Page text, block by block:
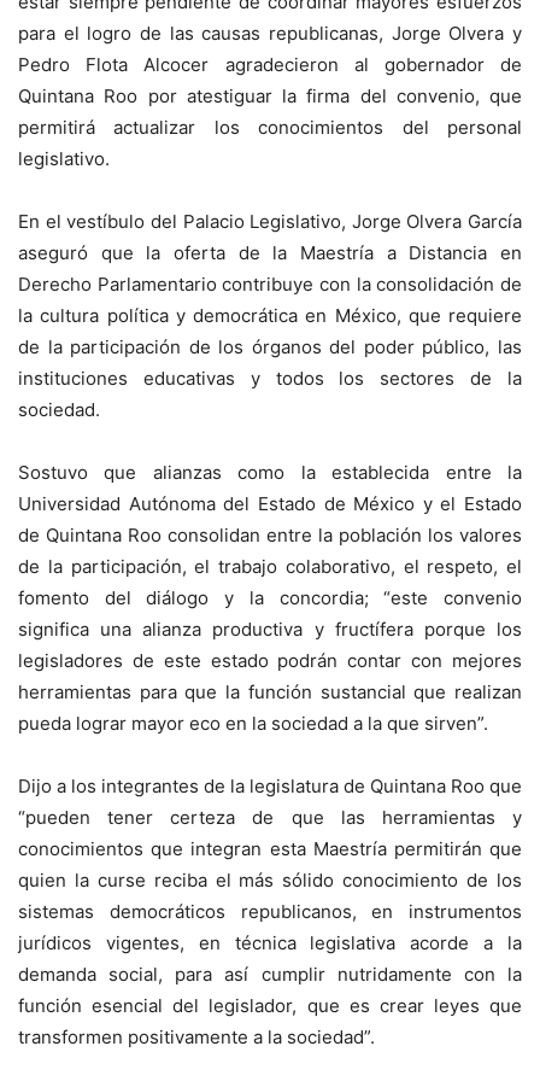
para el logro de las causas republicanas, Jorge Olvera y
Pedro Flota Alcocer agradecieron al gobernador de
Quintana Roo por atestiguar la firma del convenio, que
permitirá actualizar los conocimientos del personal
legislativo.
En el vestíbulo del Palacio Legislativo, Jorge Olvera García
aseguró que la oferta de la Maestría a Distancia en
Derecho Parlamentario contribuye con la consolidación de
la cultura política y democrática en México, que requiere
de la participación de los órganos del poder público, las
instituciones educativas y todos los sectores de la
sociedad.
Sostuvo que alianzas como la establecida entre la
Universidad Autónoma del Estado de México y el Estado
de Quintana Roo consolidan entre la población los valores
de la participación, el trabajo colaborativo, el respeto, el
fomento del diálogo y la concordia; “este convenio
significa una alianza productiva y fructífera porque los
legisladores de este estado podrán contar con mejores
herramientas para que la función sustancial que realizan
pueda lograr mayor eco en la sociedad a la que sirven”.
Dijo a los integrantes de la legislatura de Quintana Roo que
“pueden tener certeza de que las herramientas y
conocimientos que integran esta Maestría permitirán que
quien la curse reciba el más sólido conocimiento de los
sistemas democráticos republicanos, en instrumentos
jurídicos vigentes, en técnica legislativa acorde a la
demanda social, para así cumplir nutridamente con la
función esencial del legislador, que es crear leyes que
transformen positivamente a la sociedad”.